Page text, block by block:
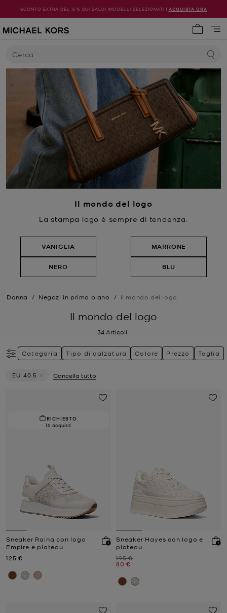
SCONTO EXTRA DEL 15% SUI SALDI |MODELLI SELEZIONATI | ACQUISTA ORA
Cerca
Il mondo del logo
La stampa logo è sempre di tendenza.
VANIGLIA MARRONE
NERO BLU
Donna / Negozi in primo piano / Il mondo del logo
Il mondo del logo
34 Articoli
Categoria Tipo di calzatura Colore Prezzo Taglia
EU 40.5
Cancella tutto
RICHIESTO.
16 acquisti
Sneaker Raina con logo
Empire e plateau
Prezzo attuale
125 €
Sneaker Hayes con logo e
plateau
Prezzo iniziale
195 €
Prezzo attuale
80 €